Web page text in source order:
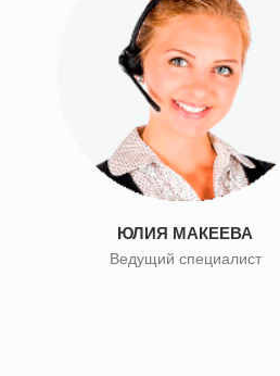
ЮЛИЯ МАКЕЕВА
Ведущий специалист